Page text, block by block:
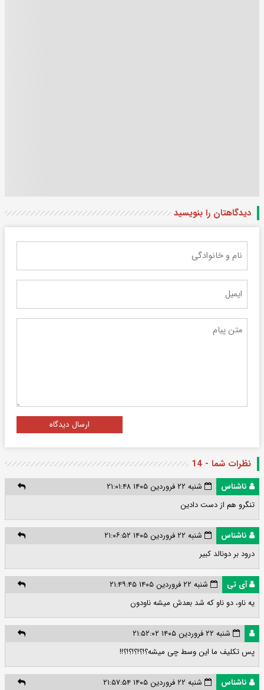
دیدگاهتان را بنویسید
ارسال دیدگاه
نظرات شما - 14
ناشناس
شنبه ۲۲ فروردین ۱۴۰۵ ۲۱:۰۱:۴۸
تنگرو هم از دست دادین
ناشناس
شنبه ۲۲ فروردین ۱۴۰۵ ۲۱:۰۶:۵۲
درود بر دونالد کبیر
آی تی
شنبه ۲۲ فروردین ۱۴۰۵ ۲۱:۴۹:۴۵
یه ناو، دو ناو که شد بعدش میشه ناودون
شنبه ۲۲ فروردین ۱۴۰۵ ۲۱:۵۲:۰۲
پس تکلیف ما این وسط چی میشه؟!؟!؟!؟!؟!!
ناشناس
شنبه ۲۲ فروردین ۱۴۰۵ ۲۱:۵۷:۵۴